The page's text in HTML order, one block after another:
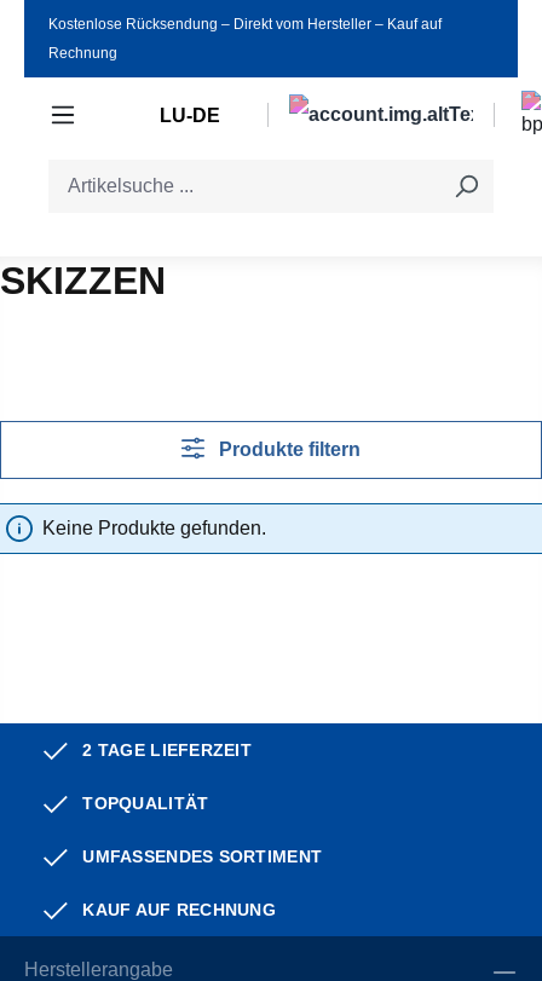
Zum Hauptinhalt springen
Kostenlose Rücksendung ‒ Direkt vom Hersteller ‒ Kauf auf
Rechnung
LU-DE
SKIZZEN
Produkte filtern
Keine Produkte gefunden.
2 TAGE LIEFERZEIT
TOPQUALITÄT
UMFASSENDES SORTIMENT
KAUF AUF RECHNUNG
Herstellerangabe